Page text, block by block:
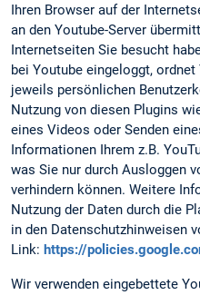
Ihren Browser auf der
an den Youtube-Server
Internetseiten Sie besucht
bei Youtube eingeloggt,
jeweils persönlichen
Nutzung von diesen Plugins
eines Videos oder Senden
Informationen Ihrem z.B.
was Sie nur durch Ausloggen
verhindern können. Weitere
Nutzung der Daten durch die
in den Datenschutzhinweisen
Link: https://
Wir verwenden eingebettete